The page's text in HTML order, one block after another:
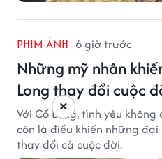
PHIM ẢNH 6 giờ trước
Những mỹ nhân
Long thay đổi cuộc
Với Cổ Long, tình yêu
còn là điều khiến những
thay đổi cả cuộc đời.
×